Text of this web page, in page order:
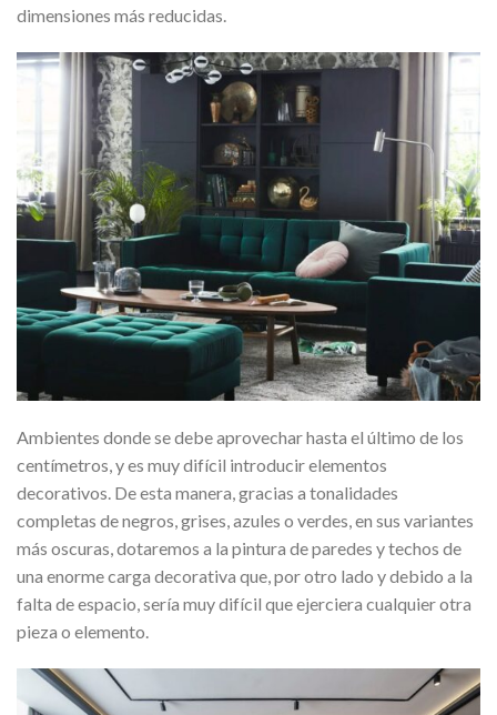
dimensiones más reducidas.
Ambientes donde se debe aprovechar hasta el último de los
centímetros, y es muy difícil introducir elementos
decorativos. De esta manera, gracias a tonalidades
completas de negros, grises, azules o verdes, en sus variantes
más oscuras, dotaremos a la pintura de paredes y techos de
una enorme carga decorativa que, por otro lado y debido a la
falta de espacio, sería muy difícil que ejerciera cualquier otra
pieza o elemento.